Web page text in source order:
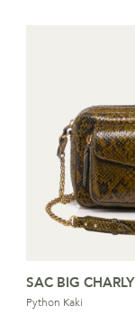
SAC BIG CHARLY
Python Kaki